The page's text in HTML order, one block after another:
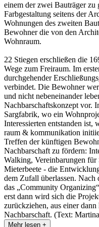
einem der zwei Bauträger zu
Farbgestaltung seitens der
Wohnungen des zweiten
Bewohner die von den
Wohnraum.
22 Stiegen erschließen die
Wege zum Freiraum. Im
durchgehender
verbindet. Die Bewohner
und nicht nebeneinander
Nachbarschaftskonzept vor.
Sargfabrik, wo ein
Interessierten entstanden
raum & kommunikation
Treffen der künftigen
Nachbarschaft zu fördern:
Walking, Vereinbarungen für
Mieterbeete - die
dem Zufall überlassen.
das „Community
erst dann wird sich die
zurückziehen, aus einer
Nachbarschaft. (Text:
Mehr lesen +